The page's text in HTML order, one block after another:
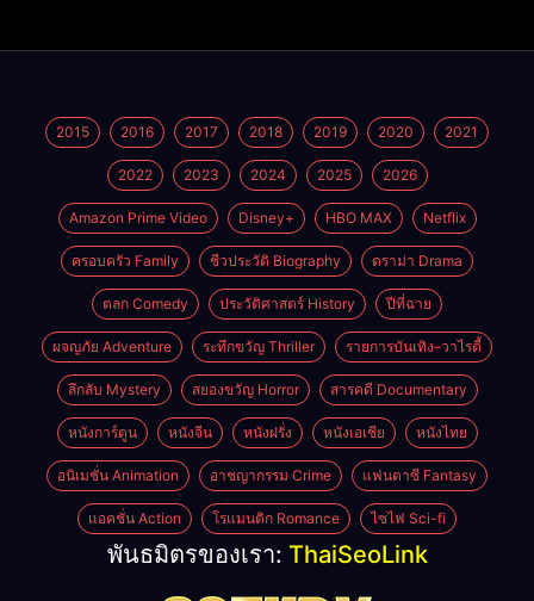
2015 2016 2017 2018 2019 2020 2021
2022 2023 2024 2025 2026
Amazon Prime Video Disney+ HBO MAX Netflix
ครอบครัว Family ชีวประวัติ Biography ดราม่า Drama
ตลก Comedy ประวัติศาสตร์ History ปีที่ฉาย
ผจญภัย Adventure ระทึกขวัญ Thriller รายการบันเทิง–วาไรตี้
ลึกลับ Mystery สยองขวัญ Horror สารคดี Documentary
หนังการ์ตูน หนังจีน หนังฝรั่ง หนังเอเชีย หนังไทย
อนิเมชั่น Animation อาชญากรรม Crime แฟนตาซี Fantasy
แอคชั่น Action โรแมนติก Romance ไซไฟ Sci-fi
พันธมิตรของเรา: ThaiSeoLink